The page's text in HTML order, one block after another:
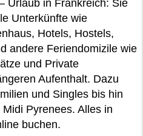
Urlaub in Frankreich: Sie
Unterkünfte wie
Hotels, Hostels,
andere Feriendomizile wie
und Private
Aufenthalt. Dazu
und Singles bis hin
Pyrenees. Alles in
buchen.